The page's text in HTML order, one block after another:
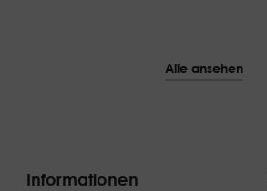
Alle ansehen
Informationen